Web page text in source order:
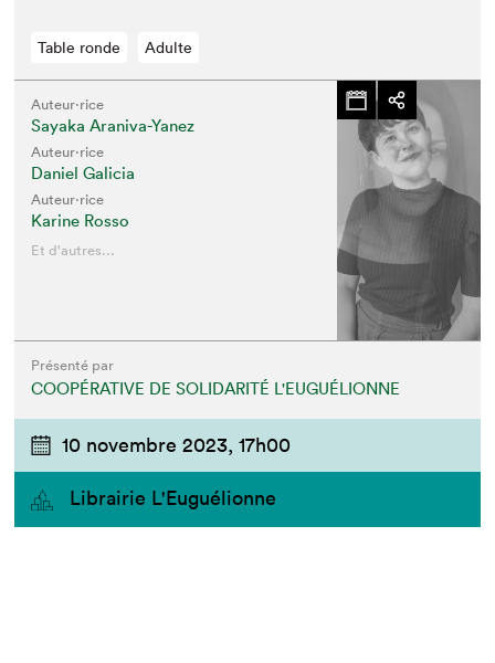
Table ronde Adulte
Auteur·rice
Sayaka Araniva-Yanez
Auteur·rice
Daniel Galicia
Auteur·rice
Karine Rosso
Et d'autres...
Présenté par
COOPÉRATIVE DE SOLIDARITÉ L'EUGUÉLIONNE
10 novembre 2023, 17h00
Librairie L'Euguélionne